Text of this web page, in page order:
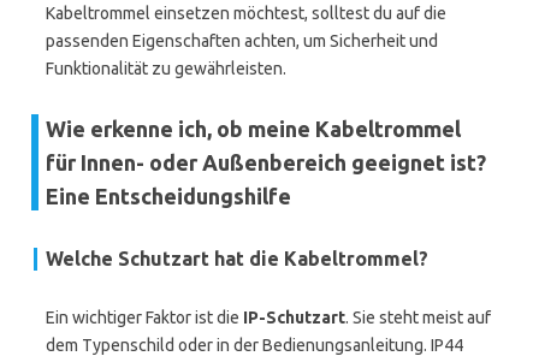
Kabeltrommel einsetzen möchtest, solltest du auf die
passenden Eigenschaften achten, um Sicherheit und
Funktionalität zu gewährleisten.
Wie erkenne ich, ob meine Kabeltrommel
für Innen- oder Außenbereich geeignet ist?
Eine Entscheidungshilfe
Welche Schutzart hat die Kabeltrommel?
Ein wichtiger Faktor ist die IP-Schutzart. Sie steht meist auf
dem Typenschild oder in der Bedienungsanleitung. IP44